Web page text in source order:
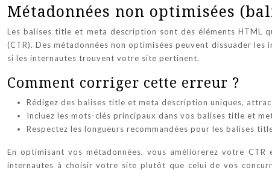
Métadonnées non optimisées
Les balises title et meta description sont des éléments HTML
(CTR). Des métadonnées non optimisées peuvent dissuader
si les internautes trouvent votre site pertinent.
Comment corriger cette erreur ?
Rédigez des balises title et meta description uniques,
Incluez les mots-clés principaux dans vos balises title et
Respectez les longueurs recommandées pour les balises
En optimisant vos métadonnées, vous améliorerez votre
internautes à choisir votre site plutôt que celui de vos